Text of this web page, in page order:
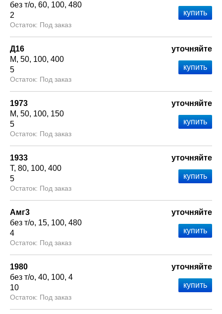
без т/о 60 100 480
2
Под заказ
Д16
М 50 100 400
5
Под заказ
уточняйте
1973
М 50 100 150
5
Под заказ
уточняйте
1933
Т 80 100 400
5
Под заказ
уточняйте
Амг3
без т/о 15 100 480
4
Под заказ
уточняйте
1980
без т/о 40 100 4
10
Под заказ
уточняйте